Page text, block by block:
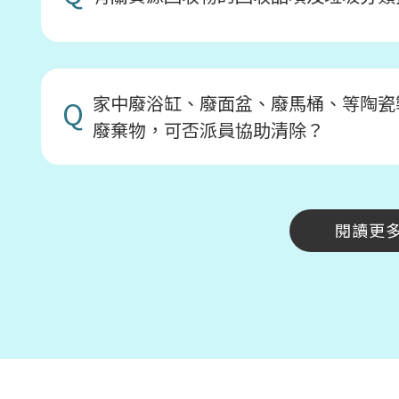
Q 家中廢浴缸、廢面盆、廢馬桶、等陶
廢棄物，可否派員協助清除？
閱讀更